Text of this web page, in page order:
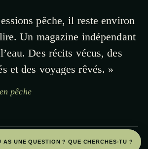
pêche, il reste environ
Un magazine indépendant
Des récits vécus, des
et des voyages rêvés. »
pêche
· PAYS BASQUE
AS UNE QUESTION ? QUE CHERCHES-TU ?